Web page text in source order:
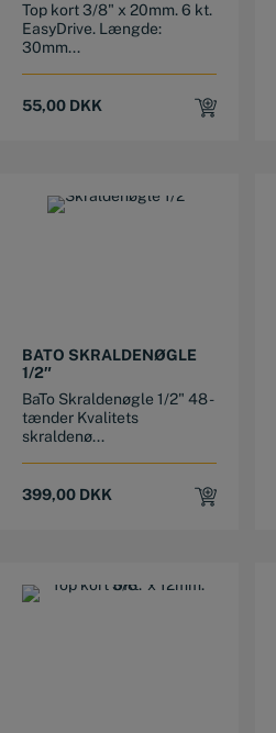
Top kort 3/8" x 20mm. 6 kt.
EasyDrive. Længde:
30mm...
55,00 DKK
BATO SKRALDENØGLE
1/2″
BaTo Skraldenøgle 1/2" 48 -
tænder Kvalitets
skraldenø...
399,00 DKK